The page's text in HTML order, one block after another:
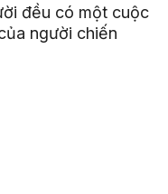
đều có một cuộc
người chiến